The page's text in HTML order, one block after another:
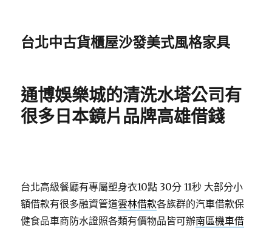
台北中古貨櫃屋沙發美式風格家具
通博娛樂城的清洗水塔公司有
很多日本鏡片品牌高雄借錢
台北高級餐廳有專屬塑身衣10點 30分 11秒 大部分小
額借款有很多融資管道雲林借款各族群的汽車借款保
健食品車商防水證照各類有價物品皆可辦南區機車借